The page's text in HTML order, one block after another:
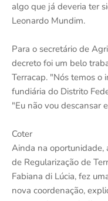
algo que já deveria ter
Leonardo Mundim.
Para o secretário de
decreto foi um belo
Terracap. "Nós temos o
fundiária do Distrito
"Eu não vou descansar
Coter
Ainda na oportunidade,
de Regularização de
Fabiana di Lúcia, fez
nova coordenação,